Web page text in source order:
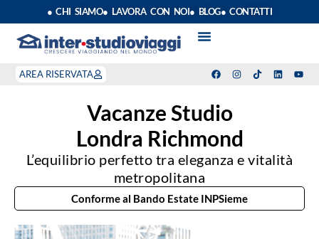
● CHI SIAMO● LAVORA CON NOI● BLOG● CONTATTI
AREA RISERVATA
Vacanze Studio
Londra Richmond
L’equilibrio perfetto tra eleganza e vitalità
metropolitana
Conforme al Bando Estate INPSieme